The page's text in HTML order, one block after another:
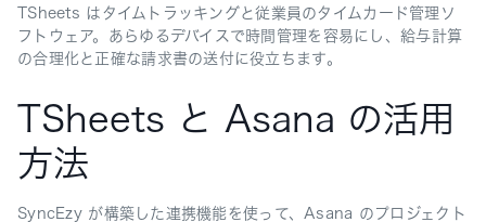
TSheets はタイムトラッキングと従業員のタイムカード管理ソ
フトウェア。あらゆるデバイスで時間管理を容易にし、給与計算
の合理化と正確な請求書の送付に役立ちます。
TSheets と Asana の活用
方法
SyncEzy が構築した連携機能を使って、Asana のプロジェクト